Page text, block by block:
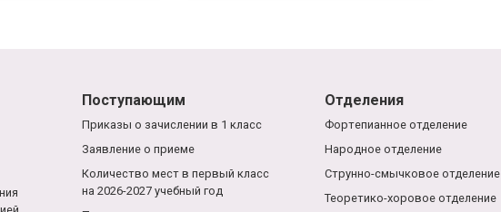
Поступающим
Приказы о зачислении в 1 класс
Заявление о приеме
Количество мест в первый класс
на 2026-2027 учебный год
Отделения
Фортепианное отделение
Народное отделение
Струнно-смычковое отделение
Теоретико-хоровое отделение